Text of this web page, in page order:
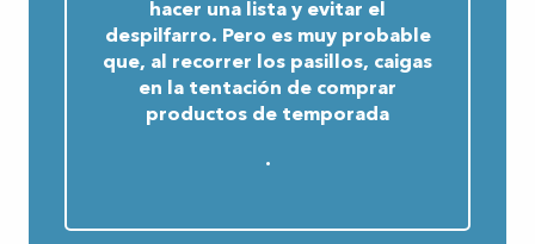
hacer una lista y evitar el
despilfarro. Pero es muy probable
que, al recorrer los pasillos, caigas
en la tentación de comprar
productos de temporada
.